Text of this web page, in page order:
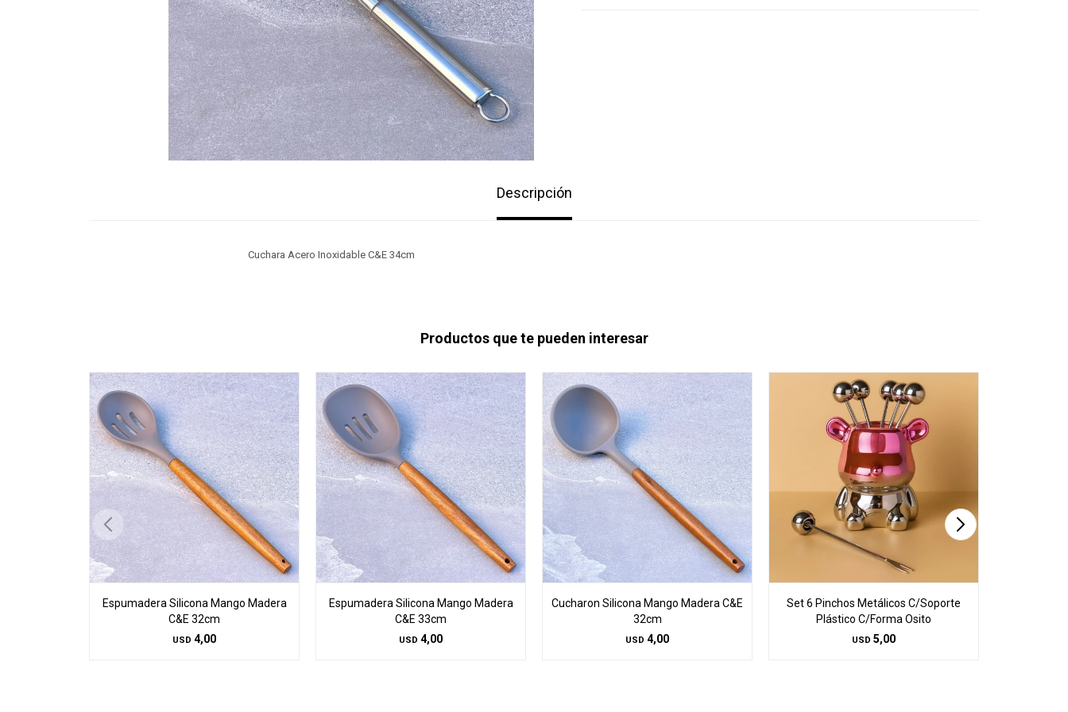
Descripción
Cuchara Acero Inoxidable C&E 34cm
Productos que te pueden interesar
Espumadera Silicona Mango Madera
C&E 32cm
USD 4,00
Espumadera Silicona Mango Madera
C&E 33cm
USD 4,00
Cucharon Silicona Mango Madera C&E
32cm
USD 4,00
Set 6 Pinchos Metálicos C/Soporte
Plástico C/Forma Osito
USD 5,00